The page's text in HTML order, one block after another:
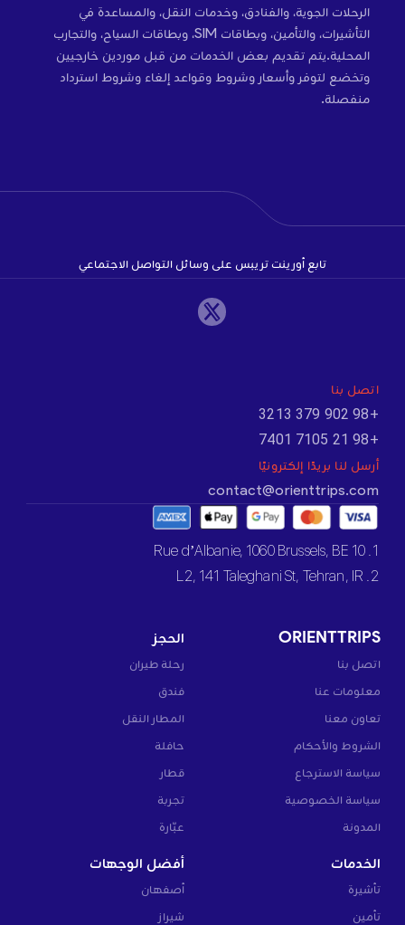
الرحلات الجوية، والفنادق، وخدمات النقل، والمساعدة في
التأشيرات، والتأمين، وبطاقات SIM، وبطاقات السياح، والتجارب
المحلية.يتم تقديم بعض الخدمات من قبل موردين خارجيين
وتخضع لتوفر وأسعار وشروط وقواعد إلغاء وشروط استرداد
منفصلة.
تابع أورينت تريبس على وسائل التواصل الاجتماعي
اتصل بنا
+98 902 379 3213
+98 21 7105 7401
أرسل لنا بريدًا إلكترونيًا
contact@orienttrips.com
1. 10 Rue d’Albanie, 1060 Brussels, BE
2. L2, 141 Taleghani St, Tehran, IR
ORIENTTRIPS
اتصل بنا
معلومات عنا
تعاون معنا
الشروط والأحكام
سياسة الاسترجاع
سياسة الخصوصية
المدونة
الحجز
رحلة طيران
فندق
المطار النقل
حافلة
قطار
تجربة
عبّارة
الخدمات
تأشيرة
تأمين
أفضل الوجهات
أصفهان
شيراز